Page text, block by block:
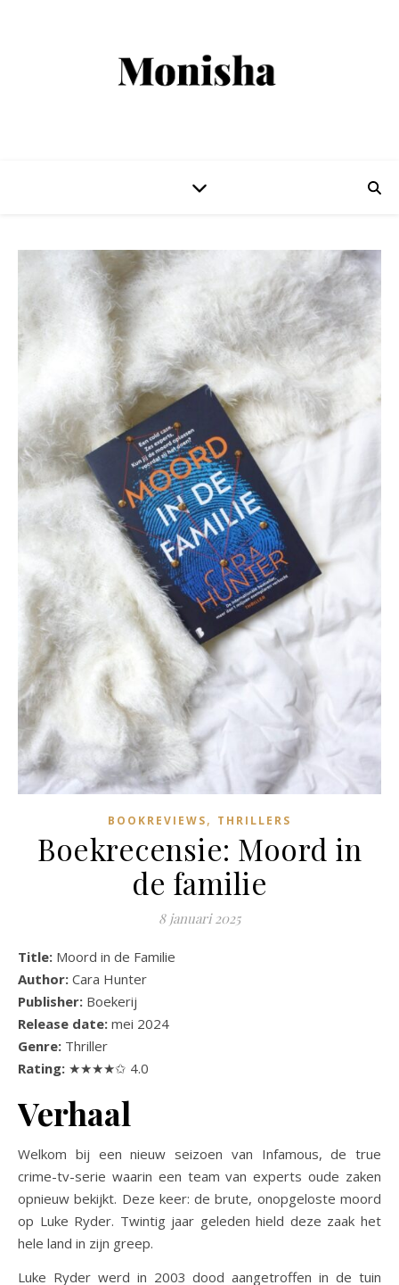
BOOKREVIEWS, THRILLERS
Boekrecensie: Moord in
de familie
8 januari 2025
Title: Moord in de Familie
Author: Cara Hunter
Publisher: Boekerij
Release date: mei 2024
Genre: Thriller
Rating: ★★★★✩ 4.0
Verhaal
Welkom bij een nieuw seizoen van Infamous, de true
crime-tv-serie waarin een team van experts oude zaken
opnieuw bekijkt. Deze keer: de brute, onopgeloste moord
op Luke Ryder. Twintig jaar geleden hield deze zaak het
hele land in zijn greep.
Luke Ryder werd in 2003 dood aangetroffen in de tuin